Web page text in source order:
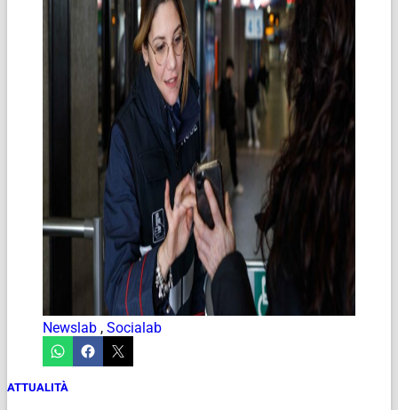
Newslab , Socialab
ATTUALITÀ